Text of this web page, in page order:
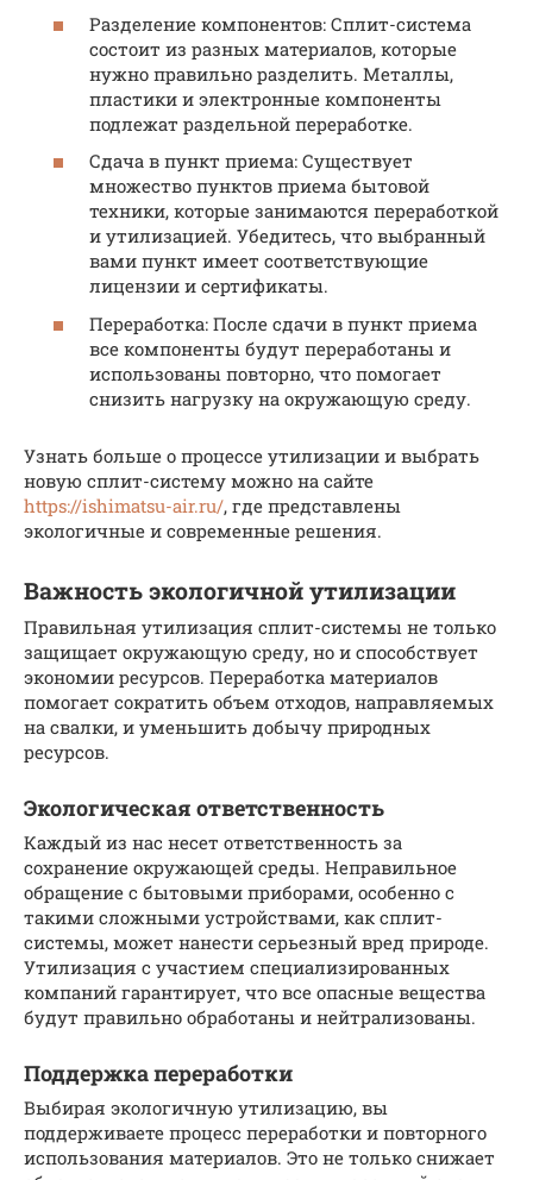
Разделение компонентов: Сплит-система
состоит из разных материалов, которые
нужно правильно разделить. Металлы,
пластики и электронные компоненты
подлежат раздельной переработке.
Сдача в пункт приема: Существует
множество пунктов приема бытовой
техники, которые занимаются переработкой
и утилизацией. Убедитесь, что выбранный
вами пункт имеет соответствующие
лицензии и сертификаты.
Переработка: После сдачи в пункт приема
все компоненты будут переработаны и
использованы повторно, что помогает
снизить нагрузку на окружающую среду.
Узнать больше о процессе утилизации и выбрать
новую сплит-систему можно на сайте
https://ishimatsu-air.ru/, где представлены
экологичные и современные решения.
Важность экологичной утилизации
Правильная утилизация сплит-системы не только
защищает окружающую среду, но и способствует
экономии ресурсов. Переработка материалов
помогает сократить объем отходов, направляемых
на свалки, и уменьшить добычу природных
ресурсов.
Экологическая ответственность
Каждый из нас несет ответственность за
сохранение окружающей среды. Неправильное
обращение с бытовыми приборами, особенно с
такими сложными устройствами, как сплит-
системы, может нанести серьезный вред природе.
Утилизация с участием специализированных
компаний гарантирует, что все опасные вещества
будут правильно обработаны и нейтрализованы.
Поддержка переработки
Выбирая экологичную утилизацию, вы
поддерживаете процесс переработки и повторного
использования материалов. Это не только снижает